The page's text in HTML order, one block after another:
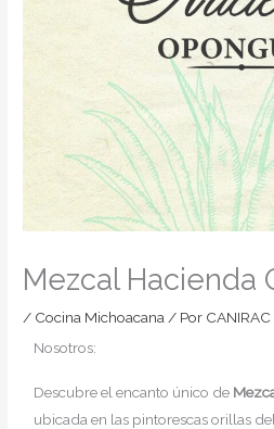
Mezcal Hacienda
/ Cocina Michoacana / Por CANIRAC
Nosotros:
Descubre el encanto único de
ubicada en las pintorescas orillas